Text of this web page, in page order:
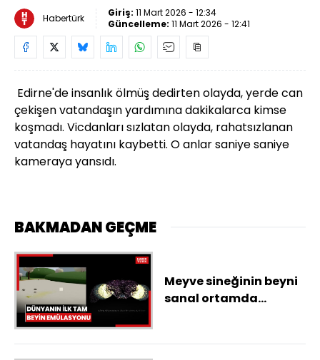
Habertürk Giriş: 11 Mart 2026 - 12:34
Güncelleme: 11 Mart 2026 - 12:41
Edirne'de insanlık ölmüş dedirten olayda, yerde can
çekişen vatandaşın yardımına dakikalarca kimse
koşmadı. Vicdanları sızlatan olayda, rahatsızlanan
vatandaş hayatını kaybetti. O anlar saniye saniye
kameraya yansıdı.
BAKMADAN GEÇME
Meyve sineğinin beyni
sanal ortamda